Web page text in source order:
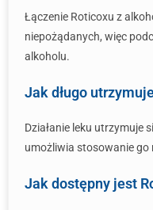
Łączenie Roticoxu z
niepożądanych, więc
alkoholu.
Jak długo
Działanie leku utrzymuje
umożliwia stosowanie go
Jak dostępny jest